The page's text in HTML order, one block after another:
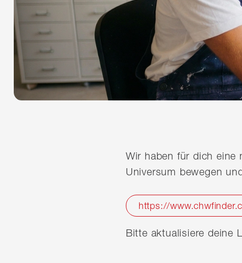
Wir haben für dich eine
Universum bewegen
https://
Bitte aktualisiere deine